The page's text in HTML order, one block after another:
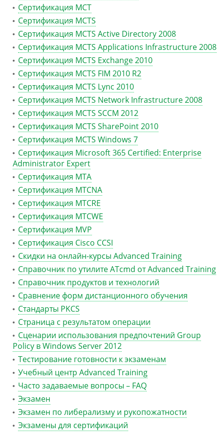
Сертификация MCT
Сертификация MCTS
Сертификация MCTS Active Directory 2008
Сертификация MCTS Applications Infrastructure 2008
Сертификация MCTS Exchange 2010
Сертификация MCTS FIM 2010 R2
Сертификация MCTS Lync 2010
Сертификация MCTS Network Infrastructure 2008
Сертификация MCTS SCCM 2012
Сертификация MCTS SharePoint 2010
Сертификация MCTS Windows 7
Сертификация Microsoft 365 Certified: Enterprise
Administrator Expert
Сертификация MTA
Сертификация MTCNA
Сертификация MTCRE
Сертификация MTCWE
Сертификация MVP
Сертификация Сisco CCSI
Скидки на онлайн-курсы Advanced Training
Справочник по утилите ATcmd от Advanced Training
Справочник продуктов и технологий
Сравнение форм дистанционного обучения
Стандарты PKCS
Страница с результатом операции
Сценарии использования предпочтений Group
Policy в Windows Server 2012
Тестирование готовности к экзаменам
Учебный центр Advanced Training
Часто задаваемые вопросы – FAQ
Экзамен
Экзамен по либерализму и рукопожатности
Экзамены для сертификаций